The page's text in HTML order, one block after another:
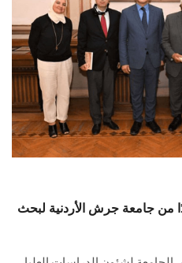
من جامعة جرش الأردنية لبحث